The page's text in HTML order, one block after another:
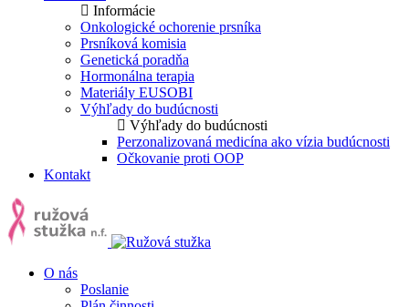
Informácie
Onkologické ochorenie prsníka
Prsníková komisia
Genetická poradňa
Hormonálna terapia
Materiály EUSOBI
Výhľady do budúcnosti
Výhľady do budúcnosti
Perzonalizovaná medicína ako vízia budúcnosti
Očkovanie proti OOP
Kontakt
O nás
Poslanie